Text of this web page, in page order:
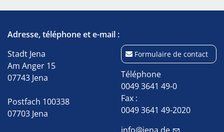
Adresse, téléphone et e-mail :
Stadt Jena
Am Anger 15
07743 Jena
Postfach 100338
07703 Jena
Formulaire de contact
Téléphone
0049 3641 49-0
Fax :
0049 3641 49-2020